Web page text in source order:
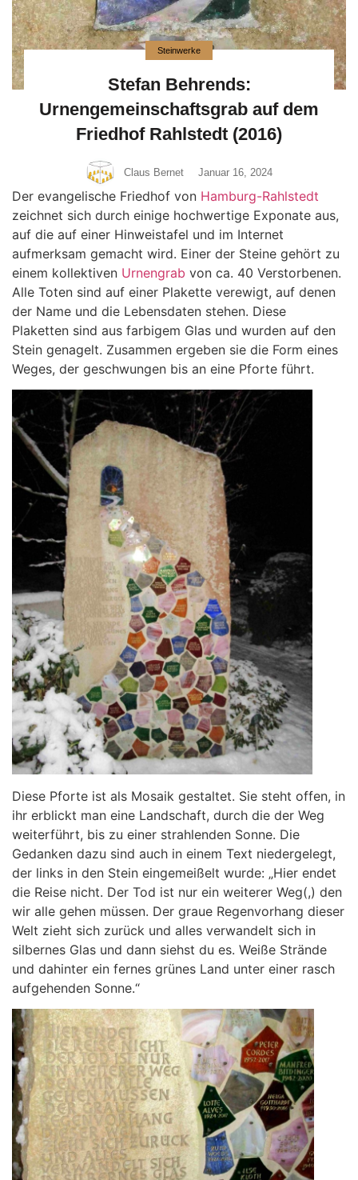
Steinwerke
Stefan Behrends:
Urnengemeinschaftsgrab auf dem
Friedhof Rahlstedt (2016)
Claus Bernet Januar 16, 2024
Der evangelische Friedhof von Hamburg-Rahlstedt
zeichnet sich durch einige hochwertige Exponate aus,
auf die auf einer Hinweistafel und im Internet
aufmerksam gemacht wird. Einer der Steine gehört zu
einem kollektiven Urnengrab von ca. 40 Verstorbenen.
Alle Toten sind auf einer Plakette verewigt, auf denen
der Name und die Lebensdaten stehen. Diese
Plaketten sind aus farbigem Glas und wurden auf den
Stein genagelt. Zusammen ergeben sie die Form eines
Weges, der geschwungen bis an eine Pforte führt.
Diese Pforte ist als Mosaik gestaltet. Sie steht offen, in
ihr erblickt man eine Landschaft, durch die der Weg
weiterführt, bis zu einer strahlenden Sonne. Die
Gedanken dazu sind auch in einem Text niedergelegt,
der links in den Stein eingemeißelt wurde: „Hier endet
die Reise nicht. Der Tod ist nur ein weiterer Weg(,) den
wir alle gehen müssen. Der graue Regenvorhang dieser
Welt zieht sich zurück und alles verwandelt sich in
silbernes Glas und dann siehst du es. Weiße Strände
und dahinter ein fernes grünes Land unter einer rasch
aufgehenden Sonne.“